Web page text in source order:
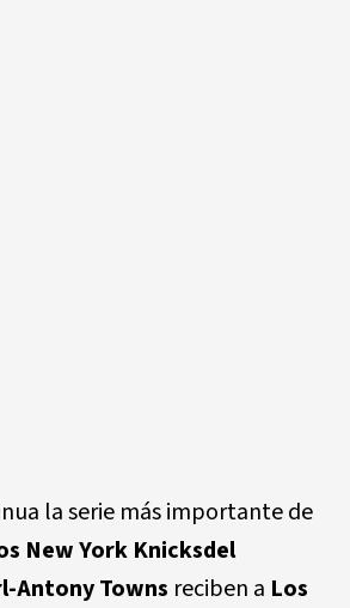
la serie más importante de
New York Knicksdel
Antony Towns reciben a Los